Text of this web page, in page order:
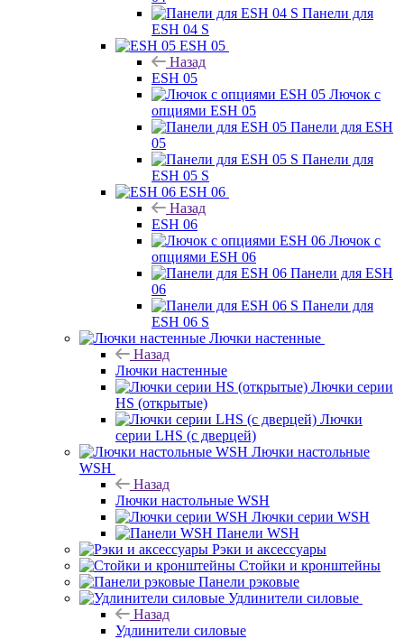
Панели для
ESH 04 S
ESH 05
Назад
ESH 05
Лючок с
опциями ESH 05
Панели для ESH
05
Панели для
ESH 05 S
ESH 06
Назад
ESH 06
Лючок с
опциями ESH 06
Панели для ESH
06
Панели для
ESH 06 S
Лючки настенные
Назад
Лючки настенные
Лючки серии
HS (открытые)
Лючки
серии LHS (с дверцей)
Лючки настольные
WSH
Назад
Лючки настольные WSH
Лючки серии WSH
Панели WSH
Рэки и аксессуары
Стойки и кронштейны
Панели рэковые
Удлинители силовые
Назад
Удлинители силовые